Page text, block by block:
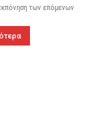
των επόμενων